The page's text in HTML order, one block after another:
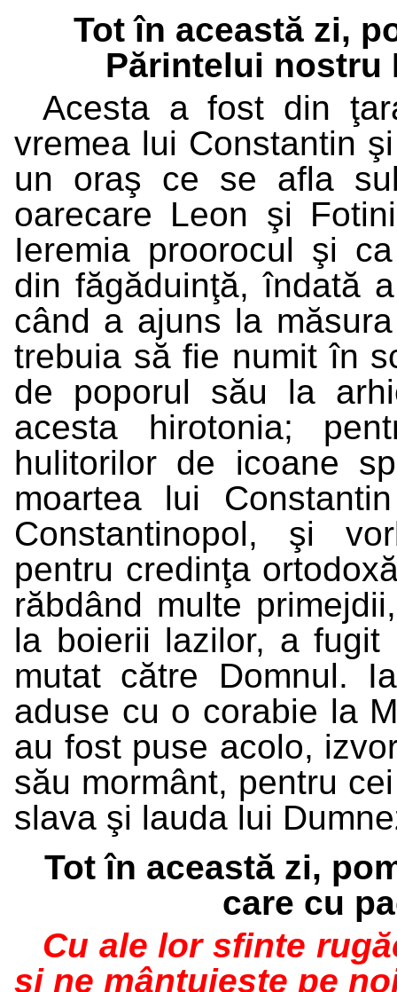
Tot în această zi,
Părintelui nostru
Acesta a fost din
vremea lui Constantin
un oraş ce se afla
oarecare Leon şi
Ieremia proorocul şi
din făgăduinţă, îndată
când a ajuns la
trebuia să fie numit în
de poporul său la
acesta hirotonia;
hulitorilor de icoane
moartea lui
Constantinopol, şi
pentru credinţa
răbdând multe
la boierii lazilor, a
mutat către Domnul.
aduse cu o corabie la
au fost puse acolo,
său mormânt, pentru
slava şi lauda lui
Tot în această zi,
care cu
Cu ale lor sfinte
şi ne mântuieşte pe